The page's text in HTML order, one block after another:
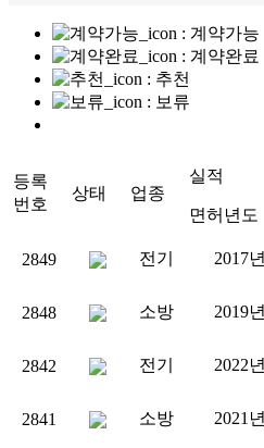
: 계약가능
: 계약완료
: 추천
: 보류
등록
번호
상태 업종
실적
면허년도
2849 전기 2017년
2848 소방 2019년
2842 전기 2022년
2841 소방 2021년